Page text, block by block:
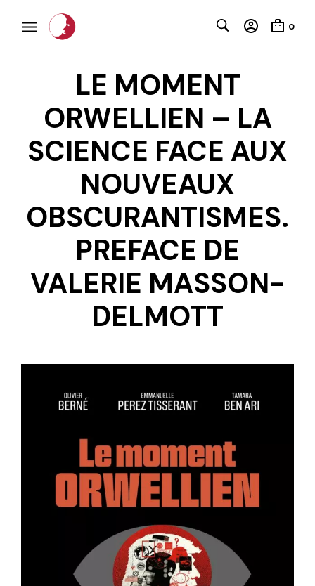
0
LE MOMENT
ORWELLIEN – LA
SCIENCE FACE AUX
NOUVEAUX
OBSCURANTISMES.
PREFACE DE
VALERIE MASSON-
DELMOTT